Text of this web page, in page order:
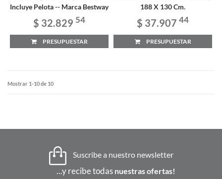
Incluye Pelota -- Marca Bestway
$ 32.829 54
PRESUPUESTAR
188 X 130 Cm.
$ 37.907 44
PRESUPUESTAR
Mostrar 1-10 de 10
Suscribe a nuestro newsletter
...y recibe todas nuestras ofertas!